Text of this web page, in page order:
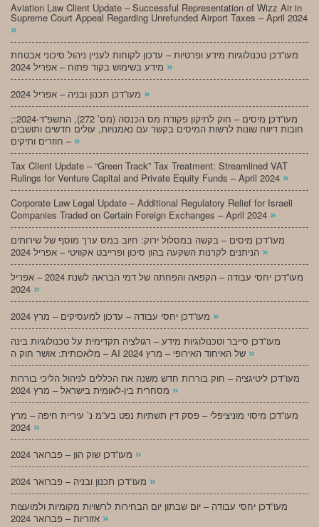
Aviation Law Client Update – Successful Representation of Wizz Air in
Supreme Court Appeal Regarding Unrefunded Airport Taxes – April 2024
»
מעו”דכן טכנולוגיות מידע ופרטיות – עדכון לקוחות לעניין ניהול סיכוני אבטחת
»
»
;מעו”דכן מיסים – חוק לתיקון פקודת מס הכנסה (מס’ 272), התשפ”ד-2024:
חובות דיווח שונות לרשות המיסים בקשר עם נאמנויות, עולים חדשים ותושבים
חוזרים ותיקים – »
Tax Client Update – “Green Track” Tax Treatment: Streamlined VAT
Rulings for Venture Capital and Private Equity Funds – April 2024 »
Corporate Law Legal Update – Additional Regulatory Relief for Israeli
Companies Traded on Certain Foreign Exchanges – April 2024 »
מעו”דכן מיסים – בקשה במסלול ירוק: חיוב במס ערך מוסף של שירותים
»
מעו”דכן יחסי עבודה – הקפאה והפחתה של דמי הבראה לשנת 2024 – אפריל
»
»
מעו”דכן סייבר וטכנולוגיות מידע – רגולציה תקדימית על טכנולוגיות בינה
»
מעו”דכן ליטיגציה – חוק בוררות חדש משנה את הכללים לניהול הליכי בוררות
»
מעו”דכן מיסוי מוניציפלי – פסק דין תשתיות נפט בע”מ נ’ עיריית חיפה – מרץ
»
»
»
מעו”דכן יחסי עבודה – יום שבתון יום הבחירות לרשויות מקומיות ולמועצות
»